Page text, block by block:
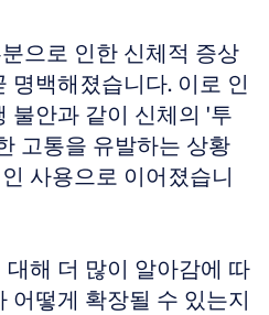
으로 인한 신체적 증상
명백해졌습니다. 이로 인
불안과 같이 신체의 '투
고통을 유발하는 상황
사용으로 이어졌습니
해 더 많이 알아감에 따
어떻게 확장될 수 있는지